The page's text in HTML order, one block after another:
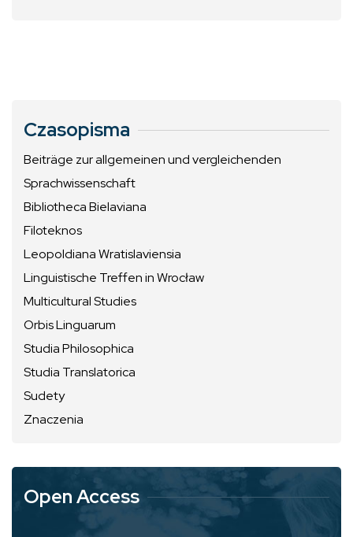
Czasopisma
Beiträge zur allgemeinen und vergleichenden
Sprachwissenschaft
Bibliotheca Bielaviana
Filoteknos
Leopoldiana Wratislaviensia
Linguistische Treffen in Wrocław
Multicultural Studies
Orbis Linguarum
Studia Philosophica
Studia Translatorica
Sudety
Znaczenia
Open Access